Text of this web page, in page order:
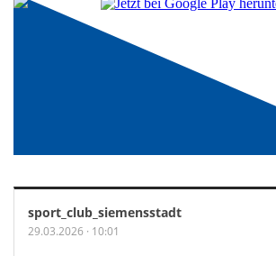
sport_club_siemensstadt
29.03.2026 · 10:01